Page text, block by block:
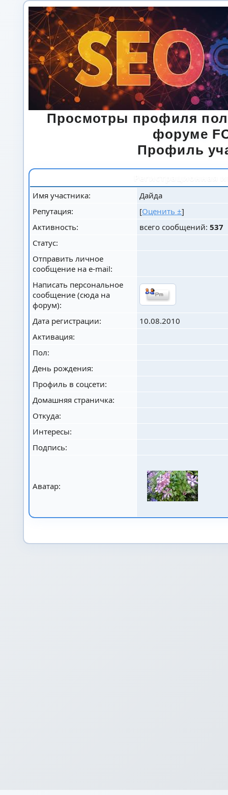
Просмотры профиля
форуме
Профиль
Имя участника:
Дайда
Репутация:
[Оценить ±]
Активность:
всего сообщений:537
Статус:
Отправить личное
сообщение на e-mail:
Написать персональное
сообщение (сюда на
форум):
Дата регистрации:
10.08.2010
Активация:
Пол:
День рождения:
Профиль в соцсети:
Домашняя страничка:
Откуда:
Интересы:
Подпись:
Аватар: